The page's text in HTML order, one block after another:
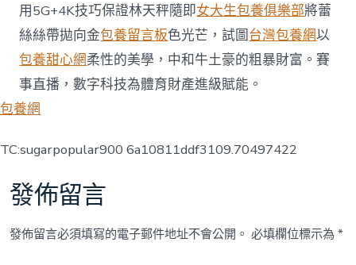
用5G+4K技巧保證林天秤隨即女大生包養俱樂部將蕾
絲絲帶拋向金包養留言板色光芒，試圖台灣包養網以
包養甜心網柔性的美學，中和牛土豪的粗暴財富。賽
事直播，數字科技為體育財產進級賦能。
包養網
TC:sugarpopular900 6a10811ddf3109.70497422
發佈留言
發佈留言必須填寫的電子郵件地址不會公開。 必填欄位標示為*